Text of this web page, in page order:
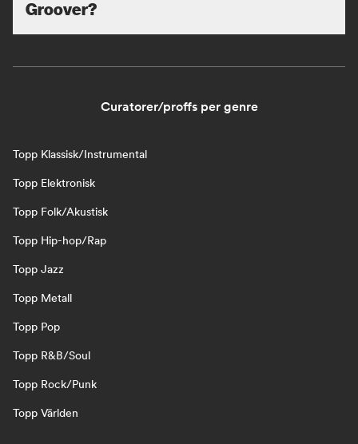
Groover?
Curatorer/proffs per genre
Topp Klassisk/Instrumental
Topp Elektronisk
Topp Folk/Akustisk
Topp Hip-hop/Rap
Topp Jazz
Topp Metall
Topp Pop
Topp R&B/Soul
Topp Rock/Punk
Topp Världen